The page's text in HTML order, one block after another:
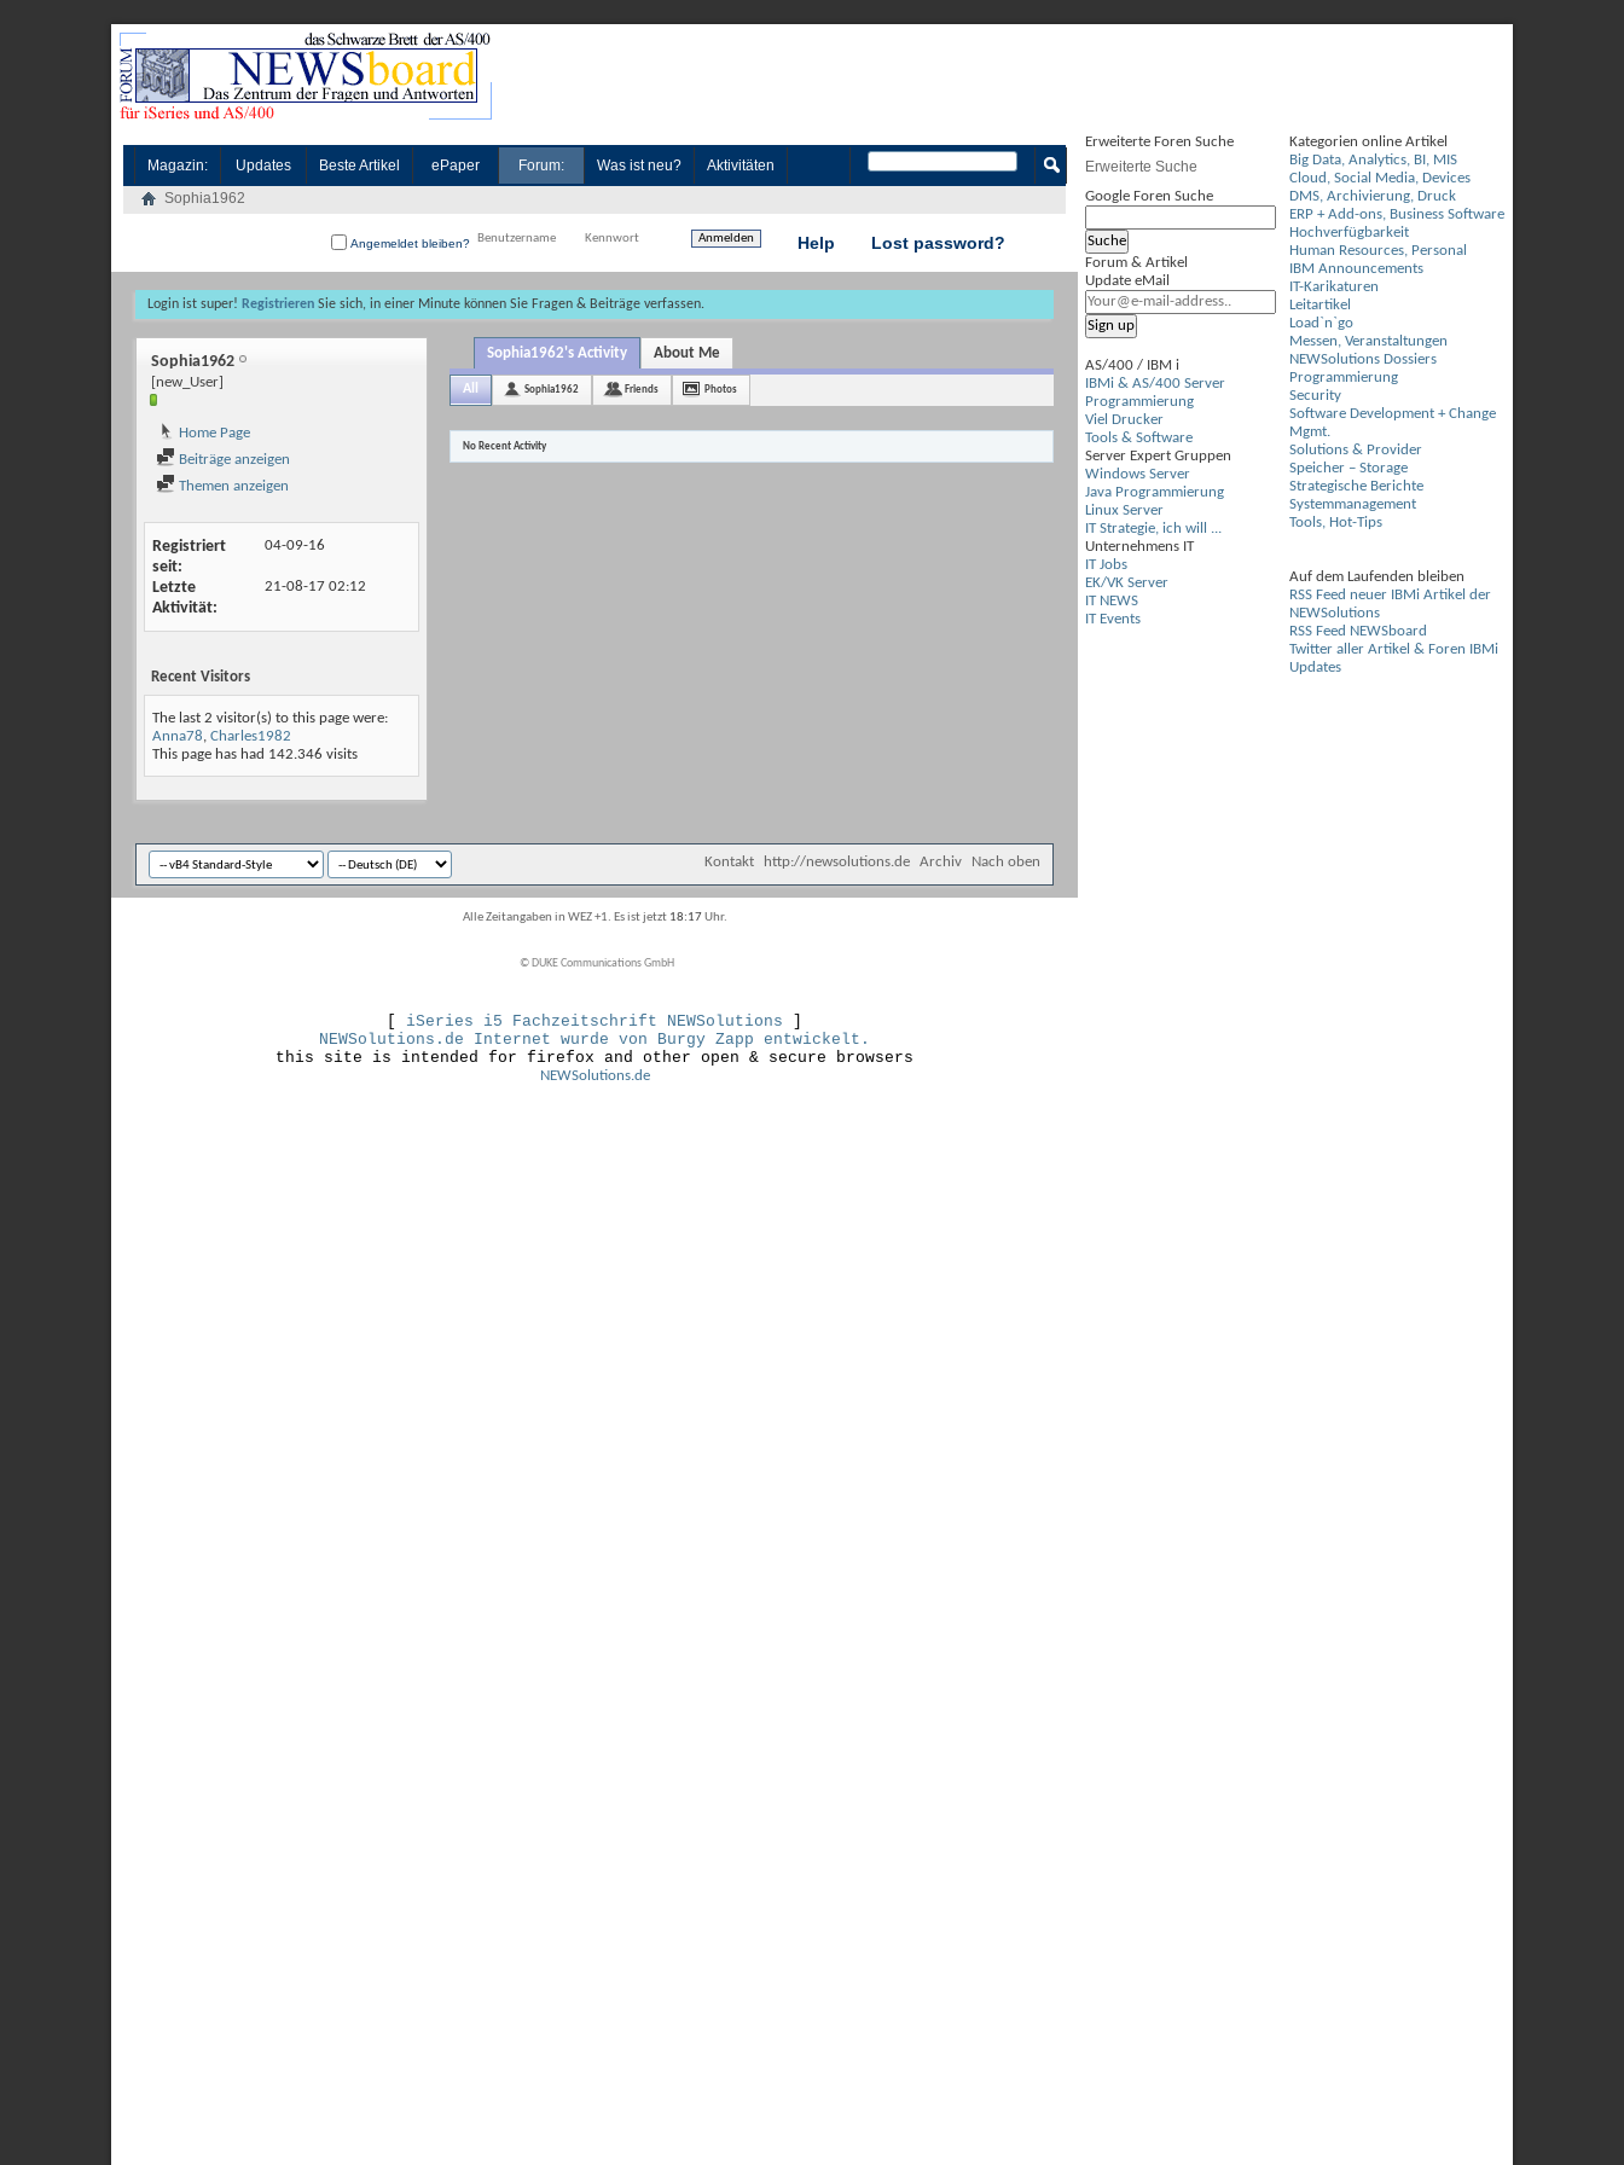
Magazin: Updates Beste Artikel ePaper Forum: Was ist neu?
Aktivitäten
Sophia1962
Lost password?
Help
Angemeldet bleiben?
Login ist super! Registrieren Sie sich, in einer Minute können Sie Fragen & Beiträge verfassen.
Sophia1962
[new_User]
Home Page
Beiträge anzeigen
Themen anzeigen
Registriert
seit
04-09-16
Letzte
Aktivität
21-08-17 02:12
Recent Visitors
The last 2 visitor(s) to this page were:
Anna78, Charles1982
This page has had 142.346 visits
Sophia1962's Activity About Me
All Sophia1962 Friends Photos
No Recent Activity
Kontakt http://newsolutions.de Archiv Nach oben
Alle Zeitangaben in WEZ +1. Es ist jetzt 18:17Uhr.
© DUKE Communications GmbH
iSeries i5 Fachzeitschrift NEWSolutions
NEWSolutions.de Internet wurde von Burgy Zapp entwickelt.
this site is intended for firefox and other open & secure browsers
NEWSolutions.de
Erweiterte Foren Suche
Erweiterte Suche
Google Foren Suche
Forum & Artikel
Update eMail
AS/400 / IBM i
IBMi & AS/400 Server
Programmierung
Viel Drucker
Tools & Software
Server Expert Gruppen
Windows Server
Java Programmierung
Linux Server
IT Strategie, ich will ...
Unternehmens IT
IT Jobs
EK/VK Server
IT NEWS
IT Events
Kategorien online Artikel
Big Data, Analytics, BI, MIS
Cloud, Social Media, Devices
DMS, Archivierung, Druck
ERP + Add-ons, Business Software
Hochverfügbarkeit
Human Resources, Personal
IBM Announcements
IT-Karikaturen
Leitartikel
Load`n`go
Messen, Veranstaltungen
NEWSolutions Dossiers
Programmierung
Security
Software Development + Change
Mgmt.
Solutions & Provider
Speicher – Storage
Strategische Berichte
Systemmanagement
Tools, Hot-Tips
Auf dem Laufenden bleiben
RSS Feed neuer IBMi Artikel der
NEWSolutions
RSS Feed NEWSboard
Twitter aller Artikel & Foren IBMi
Updates